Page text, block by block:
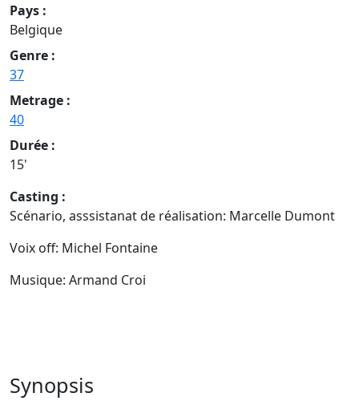
Pays :
Belgique
Genre :
37
Metrage :
40
Durée :
15'
Casting :
Scénario, asssistanat de réalisation: Marcelle Dumont
Voix off: Michel Fontaine
Musique: Armand Croi
Synopsis